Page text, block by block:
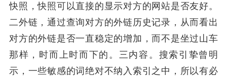
快照，快照可以直接的显示对方的网站是否友好。
二外链，通过查询对方的外链历史记录，从而看出
对方的外链是否一直稳定的增加，而不是坐过山车
那样，时而上时而下的。三内容。搜索引挚曾明
示，一些敏感的词绝对不纳入索引之中，所以有必